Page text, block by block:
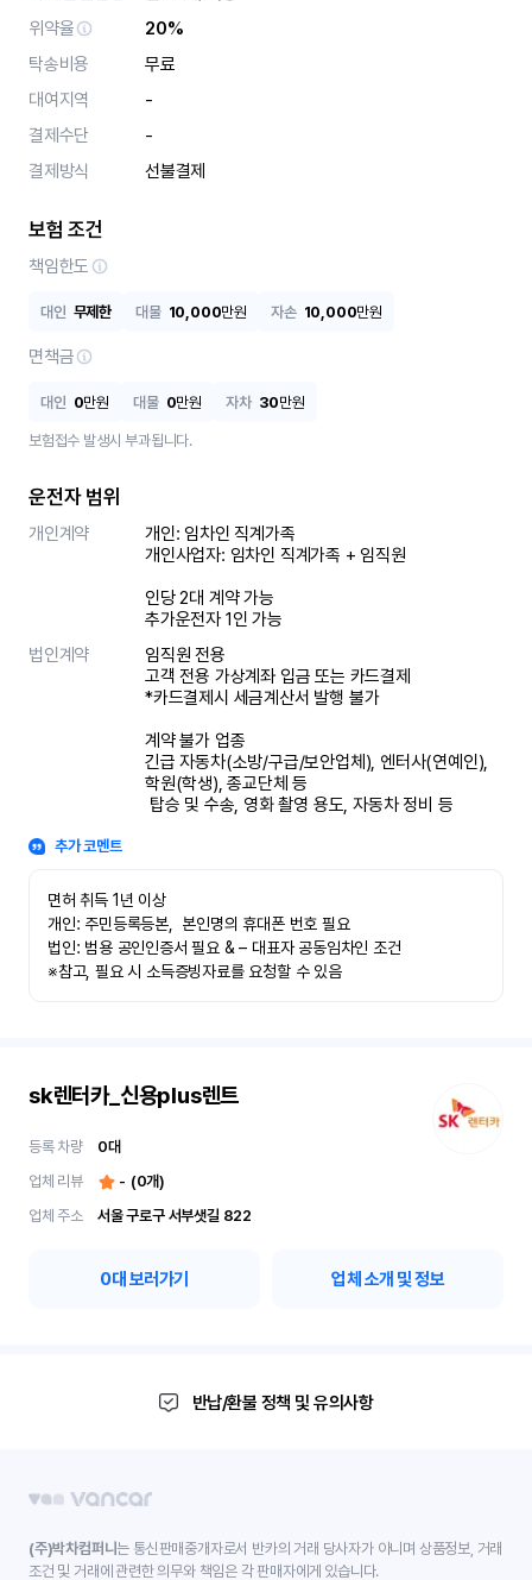
위약율
20%
탁송비용
무료
대여지역
-
결제수단
-
결제방식
선불결제
보험 조건
책임한도
대인 무제한 대물 10,000만원 자손 10,000만원
면책금
대인 0만원 대물 0만원 자차 30만원
보험접수 발생시 부과됩니다.
운전자 범위
개인계약
개인: 임차인 직계가족
개인사업자: 임차인 직계가족 + 임직원
인당 2대 계약 가능
추가운전자 1인 가능
법인계약
임직원 전용
고객 전용 가상계좌 입금 또는 카드결제
*카드결제시 세금계산서 발행 불가
계약 불가 업종
긴급 자동차(소방/구급/보안업체), 엔터사(연예인),
학원(학생), 종교단체 등
탑승 및 수송, 영화 촬영 용도, 자동차 정비 등
추가 코멘트
면허 취득 1년 이상
개인: 주민등록등본,  본인명의 휴대폰 번호 필요
법인: 범용 공인인증서 필요 & – 대표자 공동임차인 조건
※참고, 필요 시 소득증빙자료를 요청할 수 있음
sk렌터카_신용plus렌트
등록 차량 0대
업체 리뷰
- (0개)
업체 주소
서울 구로구 서부샛길 822
0대 보러가기 업체 소개 및 정보
반납/환불 정책 및 유의사항
(주)박차컴퍼니는 통신판매중개자로서 반카의 거래 당사자가 아니며 상품정보, 거래
조건 및 거래에 관련한 의무와 책임은 각 판매자에게 있습니다.